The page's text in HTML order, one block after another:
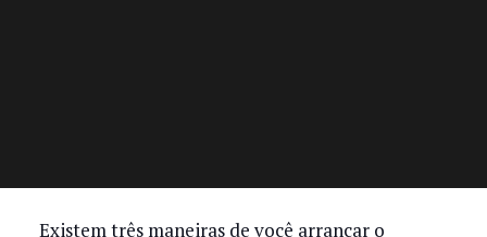
Existem três maneiras de você arrancar o